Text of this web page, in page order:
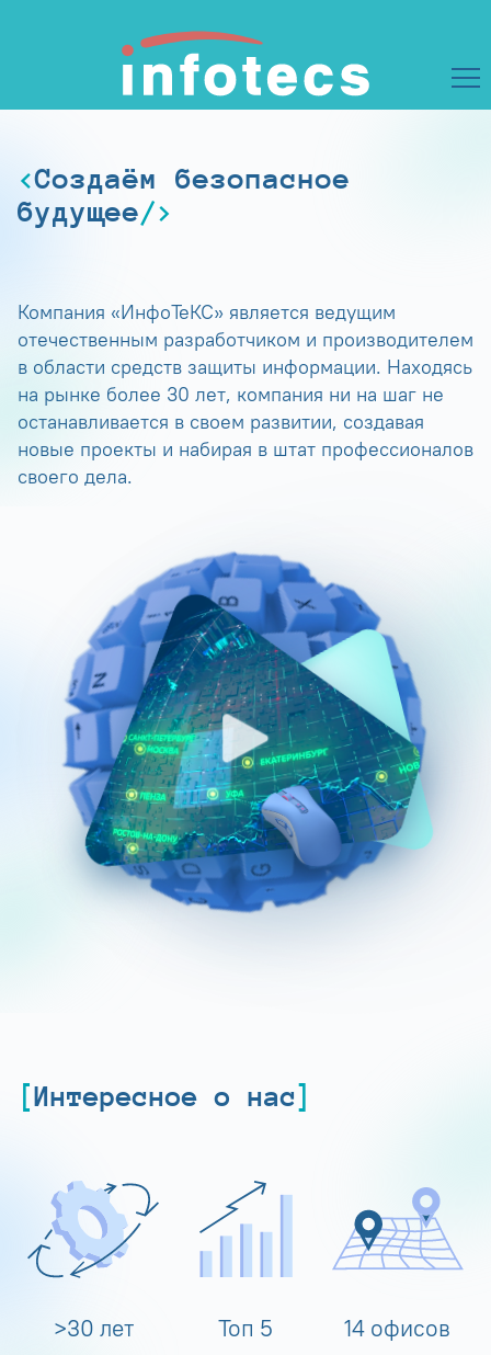
Создаём безопасное
будущее
Компания «ИнфоТеКС» является ведущим
отечественным разработчиком и производителем
в области средств защиты информации. Находясь
на рынке более 30 лет, компания ни на шаг не
останавливается в своем развитии, создавая
новые проекты и набирая в штат профессионалов
своего дела.
Интересное о нас
>30 лет Топ 5 14 офисов